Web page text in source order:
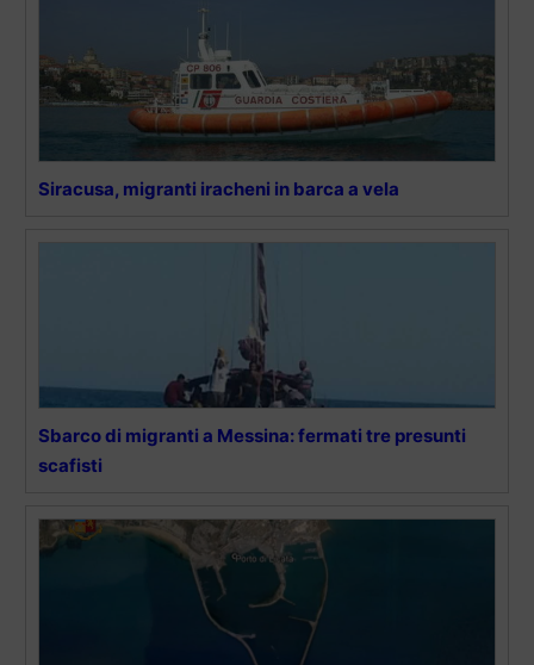
Siracusa, migranti iracheni in barca a vela
Sbarco di migranti a Messina: fermati tre presunti
scafisti